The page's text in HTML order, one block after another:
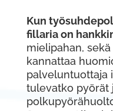
Kun
fillaria on
mielipahan,
kannattaa
palveluntuottaja
tulevatko pyörät